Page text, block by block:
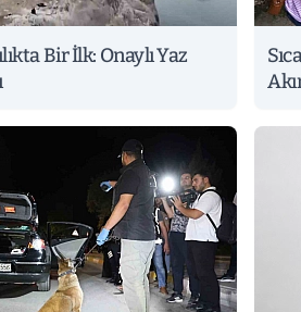
Bir İlk: Onaylı Yaz